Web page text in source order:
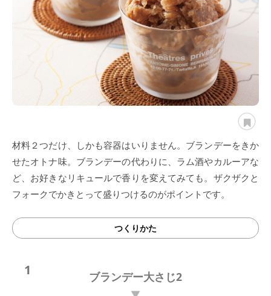
材料２つだけ、しかも容器はいりません。ブランデーをきか
せたオトナ味。ブランデーの代わりに、ラム酒やカルーアな
ど、お好きなリキュールで香りを変えてみても。ザクザクと
フォークでかきとって盛りつけるのがポイントです。
つくりかた
1 ブランデー大さじ2